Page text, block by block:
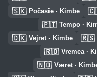
🇸🇰 Počasie · Kimbe
🇵🇹 Tempo ·
🇩🇰 Vejret · Kimbe 🇷🇸
🇷🇴 Vremea ·
🇳🇴 Været ·